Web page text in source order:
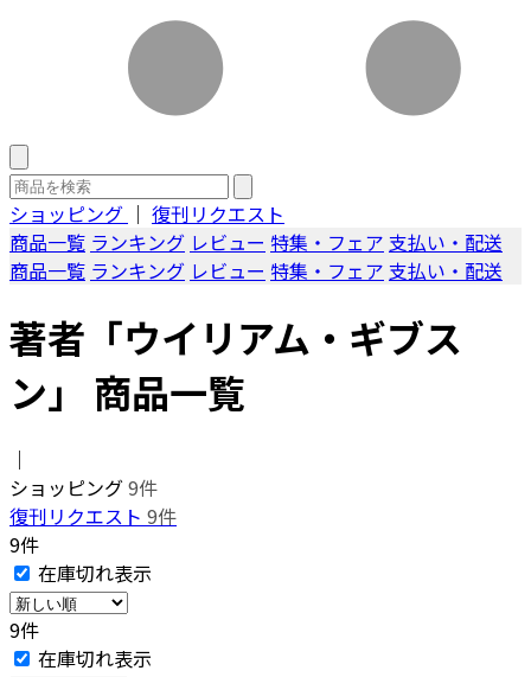
ショッピング ｜ 復刊リクエスト
商品一覧 ランキング レビュー 特集・フェア 支払い・配送
商品一覧 ランキング レビュー 特集・フェア 支払い・配送
著者「ウイリアム・ギブス
ン」 商品一覧
｜
ショッピング9件
復刊リクエスト 9件
9件
在庫切れ表示
9件
在庫切れ表示